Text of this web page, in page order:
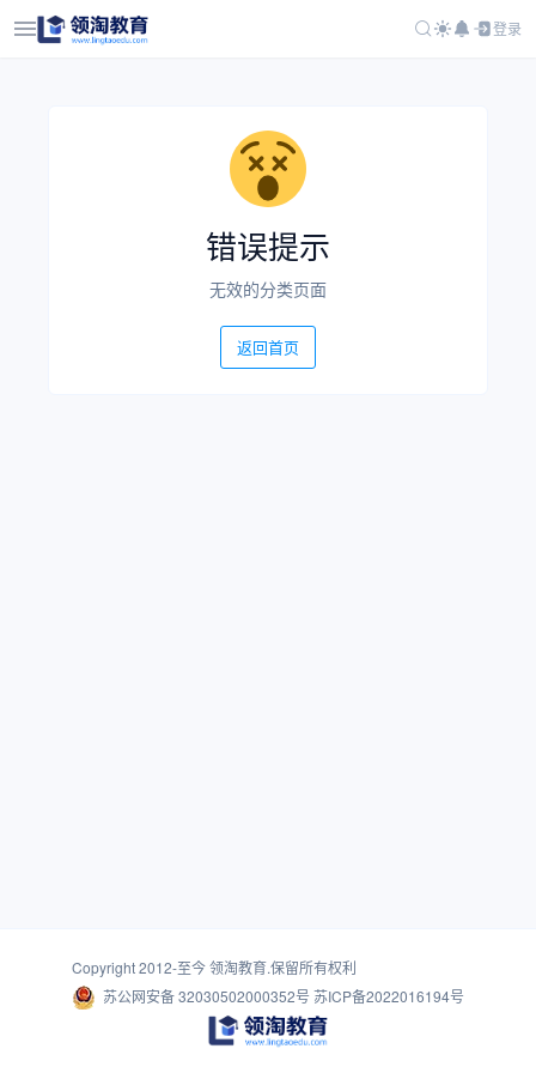
登录
错误提示
无效的分类页面
返回首页
Copyright 2012-至今领淘教育.保留所有权利
苏公网安备 32030502000352号 苏ICP备2022016194号